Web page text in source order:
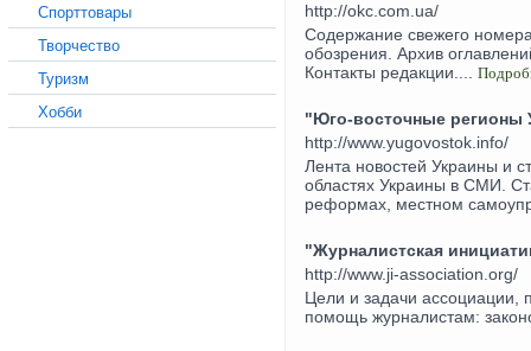
Спорттовары
Творчество
Туризм
Хобби
http://okc.com.ua/
Содержание свежего
обозрения. Архив
Контакты редакции....
"Юго-восточные регионы
http://www.yugovostok.info/
Лента новостей Украины и
областях Украины в СМИ.
реформах, местном
"Журналистская
http://www.ji-association.org/
Цели и задачи ассоциации,
помощь журналистам: